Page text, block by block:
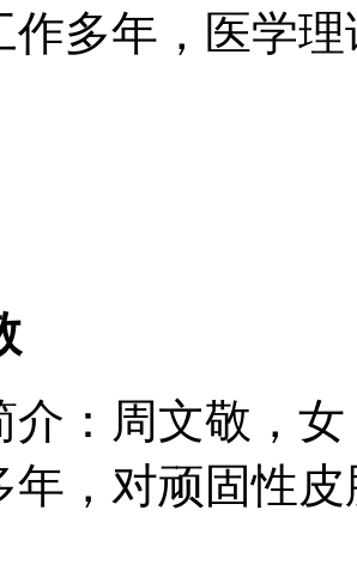
作多年，医学理
介：周文敬，
年，对顽固性皮